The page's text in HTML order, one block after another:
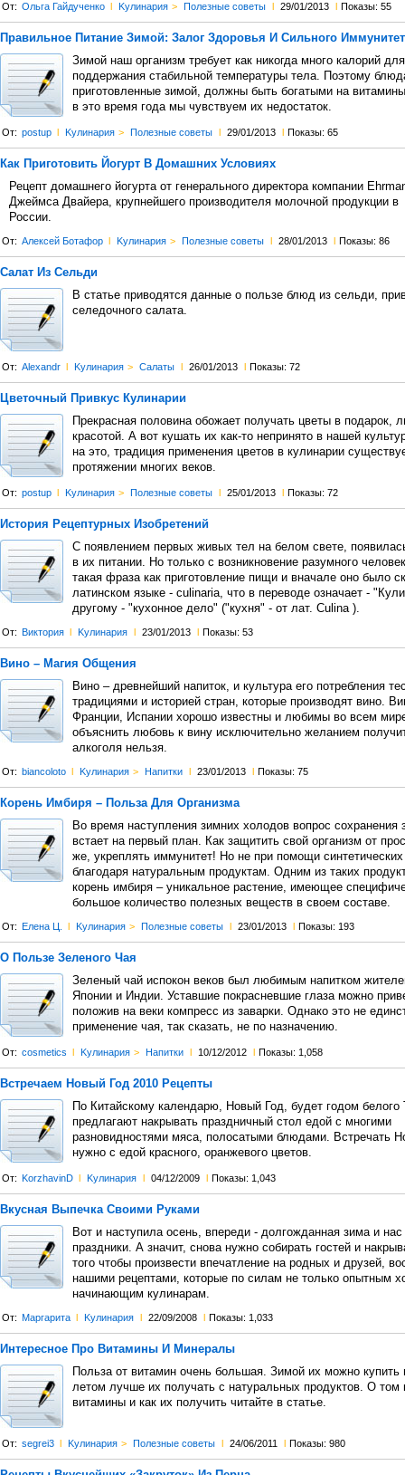
От: Ольга Гайдученко l Kулинария > Полезные советы l 29/01/2013 l Показы: 55
Правильное Питание Зимой: Залог Здоровья И Сильного
Зимой наш организм требует как никогда много калорий
поддержания стабильной температуры тела. Поэтому
приготовленные зимой, должны быть богатыми на
в это время года мы чувствуем их недостаток.
От: postup l Kулинария > Полезные советы l 29/01/2013 l Показы: 65
Как Приготовить Йогурт В Домашних Условиях
Рецепт домашнего йогурта от генерального директора компании
Джеймса Двайера, крупнейшего производителя молочной продукции в
России.
От: Алексей Ботафор l Kулинария > Полезные советы l 28/01/2013 l Показы: 86
Салат Из Сельди
В статье приводятся данные о пользе блюд из сельди,
селедочного салата.
От: Alexandr l Kулинария > Салаты l 26/01/2013 l Показы: 72
Цветочный Привкус Кулинарии
Прекрасная половина обожает получать цветы в подарок,
красотой. А вот кушать их как-то непринято в нашей
на это, традиция применения цветов в кулинарии
протяжении многих веков.
От: postup l Kулинария > Полезные советы l 25/01/2013 l Показы: 72
История Рецептурных Изобретений
С появлением первых живых тел на белом свете,
в их питании. Но только с возникновение разумного
такая фраза как приготовление пищи и вначале оно было
латинском языке - culinaria, что в переводе означает -
другому - "кухонное дело" ("кухня" - от лат. Culina ).
От: Виктория l Kулинария l 23/01/2013 l Показы: 53
Вино – Магия Общения
Вино – древнейший напиток, и культура его потребления
традициями и историей стран, которые производят вино.
Франции, Испании хорошо известны и любимы во всем
объяснить любовь к вину исключительно желанием
алкоголя нельзя.
От: biancoloto l Kулинария > Напитки l 23/01/2013 l Показы: 75
Корень Имбиря – Польза Для Организма
Во время наступления зимних холодов вопрос сохранения
встает на первый план. Как защитить свой организм от
же, укреплять иммунитет! Но не при помощи
благодаря натуральным продуктам. Одним из таких
корень имбиря – уникальное растение, имеющее
большое количество полезных веществ в своем составе.
От: Елена Ц. l Kулинария > Полезные советы l 23/01/2013 l Показы: 193
О Пользе Зеленого Чая
Зеленый чай испокон веков был любимым напитком
Японии и Индии. Уставшие покрасневшие глаза можно
положив на веки компресс из заварки. Однако это не
применение чая, так сказать, не по назначению.
От: cosmetics l Kулинария > Напитки l 10/12/2012 l Показы: 1,058
Встречаем Новый Год 2010 Рецепты
По Китайскому календарю, Новый Год, будет годом белого
предлагают накрывать праздничный стол едой с многими
разновидностями мяса, полосатыми блюдами. Встречать
нужно с едой красного, оранжевого цветов.
От: KorzhavinD l Kулинария l 04/12/2009 l Показы: 1,043
Вкусная Выпечка Своими Руками
Вот и наступила осень, впереди - долгожданная зима и
праздники. А значит, снова нужно собирать гостей и
того чтобы произвести впечатление на родных и друзей,
нашими рецептами, которые по силам не только опытным
начинающим кулинарам.
От: Маргарита l Kулинария l 22/09/2008 l Показы: 1,033
Интересное Про Витамины И Минералы
Польза от витамин очень большая. Зимой их можно купить
летом лучше их получать с натуральных продуктов. О том
витамины и как их получить читайте в статье.
От: segrei3 l Kулинария > Полезные советы l 24/06/2011 l Показы: 980